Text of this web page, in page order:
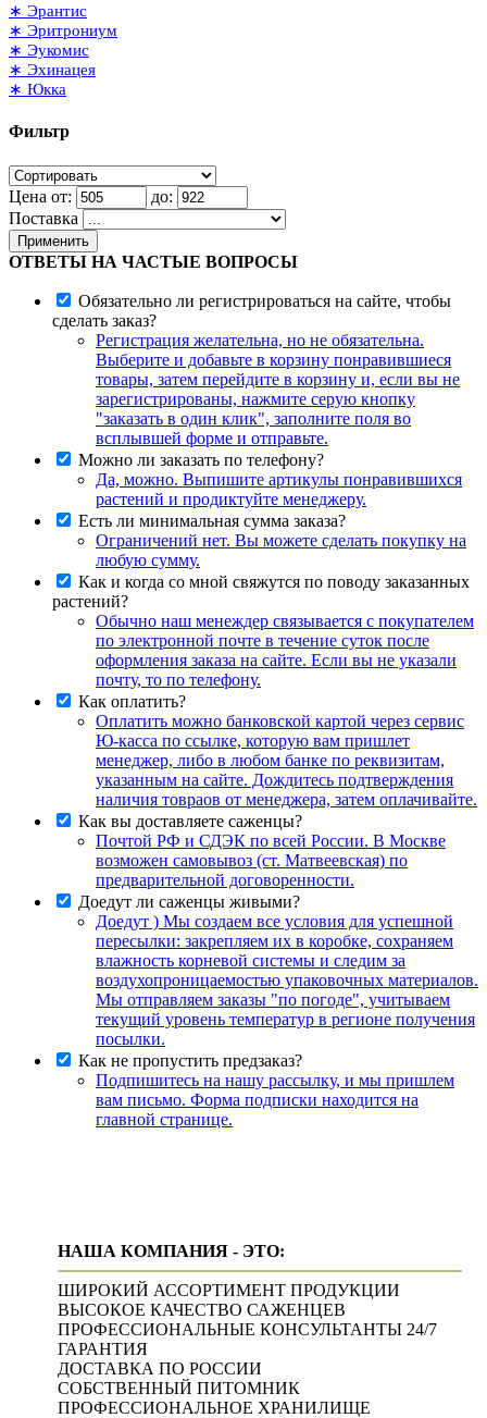
∗ Эрантис
∗ Эритрониум
∗ Эукомис
∗ Эхинацея
∗ Юкка
Фильтр
Цена от:
до:
Поставка
Применить
ОТВЕТЫ НА ЧАСТЫЕ ВОПРОСЫ
Обязательно ли регистрироваться на сайте, чтобы
сделать заказ?
Регистрация желательна, но не обязательна.
Выберите и добавьте в корзину понравившиеся
товары, затем перейдите в корзину и, если вы не
зарегистрированы, нажмите серую кнопку
"заказать в один клик", заполните поля во
всплывшей форме и отправьте.
Можно ли заказать по телефону?
Да, можно. Выпишите артикулы понравившихся
растений и продиктуйте менеджеру.
Есть ли минимальная сумма заказа?
Ограничений нет. Вы можете сделать покупку на
любую сумму.
Как и когда со мной свяжутся по поводу заказанных
растений?
Обычно наш менеждер связывается с покупателем
по электронной почте в течение суток после
оформления заказа на сайте. Если вы не указали
почту, то по телефону.
Как оплатить?
Оплатить можно банковской картой через сервис
Ю-касса по ссылке, которую вам пришлет
менеджер, либо в любом банке по реквизитам,
указанным на сайте. Дождитесь подтверждения
наличия товраов от менеджера, затем оплачивайте.
Как вы доставляете саженцы?
Почтой РФ и СДЭК по всей России. В Москве
возможен самовывоз (ст. Матвеевская) по
предварительной договоренности.
Доедут ли саженцы живыми?
Доедут ) Мы создаем все условия для успешной
пересылки: закрепляем их в коробке, сохраняем
влажность корневой системы и следим за
воздухопроницаемостью упаковочных материалов.
Мы отправляем заказы "по погоде", учитываем
текущий уровень температур в регионе получения
посылки.
Как не пропустить предзаказ?
Подпишитесь на нашу рассылку, и мы пришлем
вам письмо. Форма подписки находится на
главной странице.
НАША КОМПАНИЯ - ЭТО:
ШИРОКИЙ АССОРТИМЕНТ ПРОДУКЦИИ
ВЫСОКОЕ КАЧЕСТВО САЖЕНЦЕВ
ПРОФЕССИОНАЛЬНЫЕ КОНСУЛЬТАНТЫ 24/7
ГАРАНТИЯ
ДОСТАВКА ПО РОССИИ
СОБСТВЕННЫЙ ПИТОМНИК
ПРОФЕССИОНАЛЬНОЕ ХРАНИЛИЩЕ